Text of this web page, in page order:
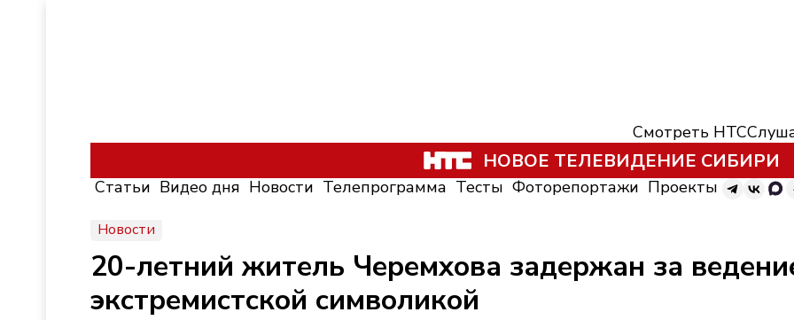
Смотреть НТС
НОВОЕ ТЕЛЕВИДЕНИЕ СИБИРИ
Статьи Видео дня Новости Телепрограмма Тесты Фоторепортажи Проекты
Новости
20-летний житель Черемхова задержан за
экстремистской символикой